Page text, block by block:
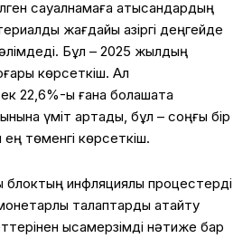
сауалнамаға қатысқандардың
жағдайы қазіргі деңгейде
Бұл – 2025 жылдың
көрсеткіш. Ал
22,6%-ы ғана болашақта
үміт артады, бұл – соңғы бір
ең төменгі көрсеткіш.
инфляциялық процестерді
талаптарды қатайту
қысқамерзімді нәтиже бар